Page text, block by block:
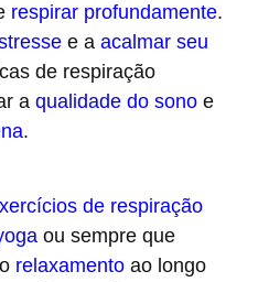
respirar profundamente.
e a acalmar seu
de respiração
a qualidade do sono e
.
de respiração
ou sempre que
relaxamento ao longo